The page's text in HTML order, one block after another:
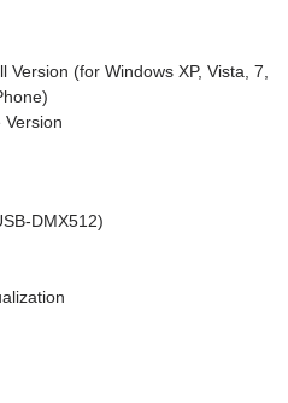
(for Windows XP, Vista, 7,
Version
DMX512)